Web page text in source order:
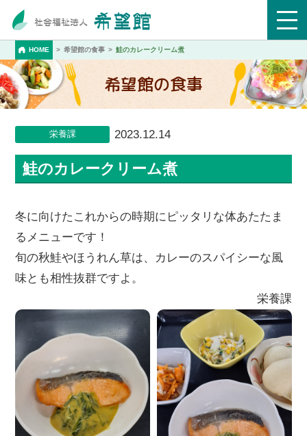
HOME 希望館の食事 鮭のカレークリーム煮
希望館の食事
栄養課 2023.12.14
鮭のカレークリーム煮
冬に向けたこれからの時期にピッタリな体あたたま
るメニューです！
旬の秋鮭やほうれん草は、カレーのスパイシーな風
味とも相性抜群ですよ。
栄養課